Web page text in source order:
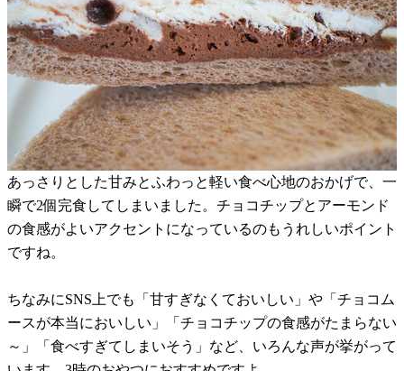
あっさりとした甘みとふわっと軽い食べ心地のおかげで、一
瞬で2個完食してしまいました。チョコチップとアーモンド
の食感がよいアクセントになっているのもうれしいポイント
ですね。
ちなみにSNS上でも「甘すぎなくておいしい」や「チョコム
ースが本当においしい」「チョコチップの食感がたまらない
～」「食べすぎてしまいそう」など、いろんな声が挙がって